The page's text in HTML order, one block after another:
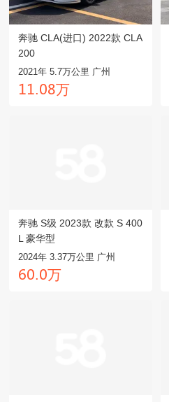
奔驰 CLA(进口) 2022款 CLA
200
2021年 5.7万公里 广州
龒龒.龤驋万
奔驰 S级 2023款 改款 S 400
L 豪华型
2024年 3.37万公里 广州
餼龤.龤万